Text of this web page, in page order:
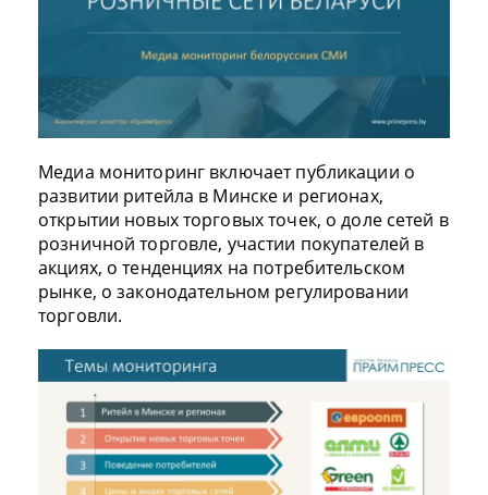
Медиа мониторинг включает публикации о
развитии ритейла в Минске и регионах,
открытии новых торговых точек, о доле сетей в
розничной торговле, участии покупателей в
акциях, о тенденциях на потребительском
рынке, о законодательном регулировании
торговли.